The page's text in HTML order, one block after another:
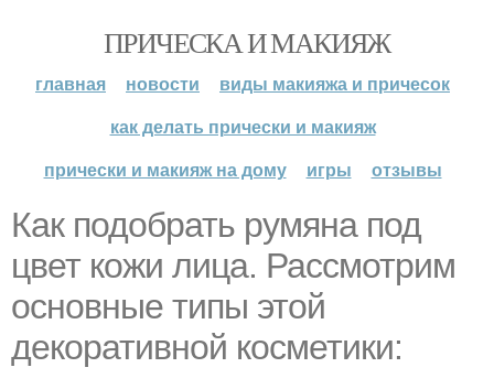
ПРИЧЕСКА И МАКИЯЖ
главная новости
виды макияжа и причесок
как делать прически и макияж
прически и макияж на дому
игры отзывы
Как подобрать румяна под
цвет кожи лица. Рассмотрим
основные типы этой
декоративной косметики: